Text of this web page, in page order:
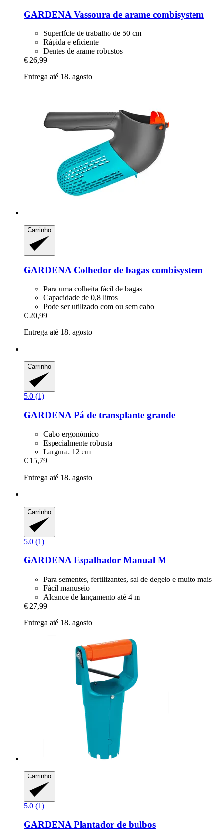
GARDENA Vassoura de arame combisystem
Superfície de trabalho de 50 cm
Rápida e eficiente
Dentes de arame robustos
€ 26,99
Entrega até 18. agosto
Carrinho
GARDENA Colhedor de bagas combisystem
Para uma colheita fácil de bagas
Capacidade de 0,8 litros
Pode ser utilizado com ou sem cabo
€ 20,99
Entrega até 18. agosto
Carrinho
5.0 (1)
GARDENAPá de transplante grande
Cabo ergonómico
Especialmente robusta
Largura: 12 cm
€ 15,79
Entrega até 18. agosto
Carrinho
5.0 (1)
GARDENAEspalhador Manual M
Para sementes, fertilizantes, sal de degelo e muito mais
Fácil manuseio
Alcance de lançamento até 4 m
€ 27,99
Entrega até 18. agosto
Carrinho
5.0 (1)
GARDENAPlantador de bulbos